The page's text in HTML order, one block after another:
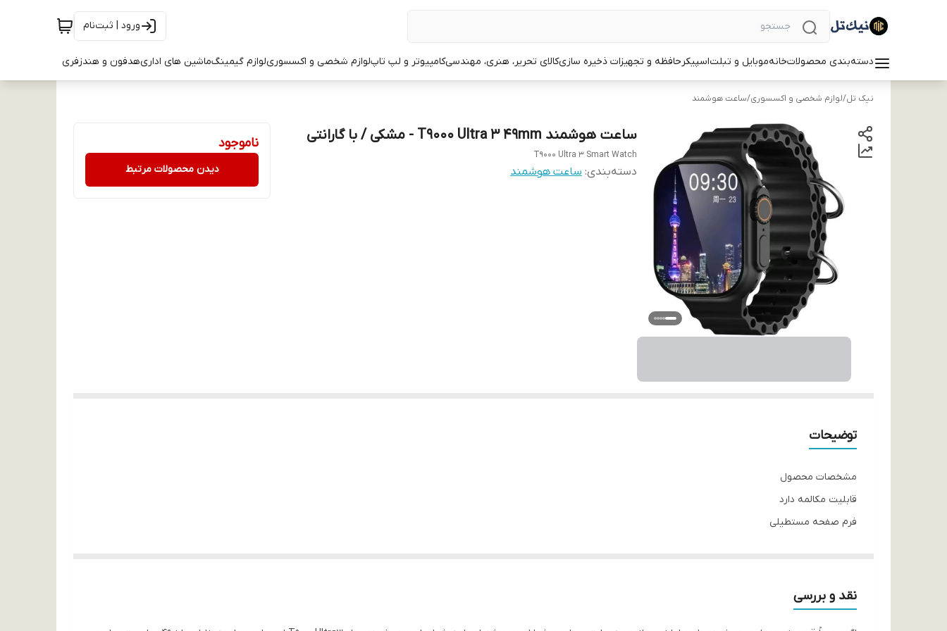
ورود | ثبت‌نام
دسته‌بندی محصولاتخانهموبایل و تبلتاسپیکرحافظه و تجهیزات ذخیره سازیکالای تحریر، هنری، مهندسیکامپیوتر و لپ تاپلوازم شخصی و اکسسوریلوازم گیمینگماشین های اداریهدفون و هندزفری
نیک تل/لوازم شخصی و اکسسوری/ساعت هوشمند
ساعت هوشمند T9000 Ultra 3 49mm - مشکی / با گارانتی
T9000 Ultra 3 Smart Watch
دسته‌بندی: ساعت هوشمند
ناموجود
دیدن محصولات مرتبط
توضیحات
مشخصات محصول
قابلیت مکالمه دارد
فرم صفحه مستطیلی
امکان تغییر تم ساعت دارد
نوع اتصال بی سیم
نقد و بررسی